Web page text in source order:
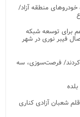
منطقه آزاد/
چهاردهم برای توسعه شبکه
و فیبر نوری در آمل/ برقراری ۱۴۷۰ اتصال فیبر نوری در شهر
کردند/ فرصت‌سوزی، سه
شعبان آزادی کناری